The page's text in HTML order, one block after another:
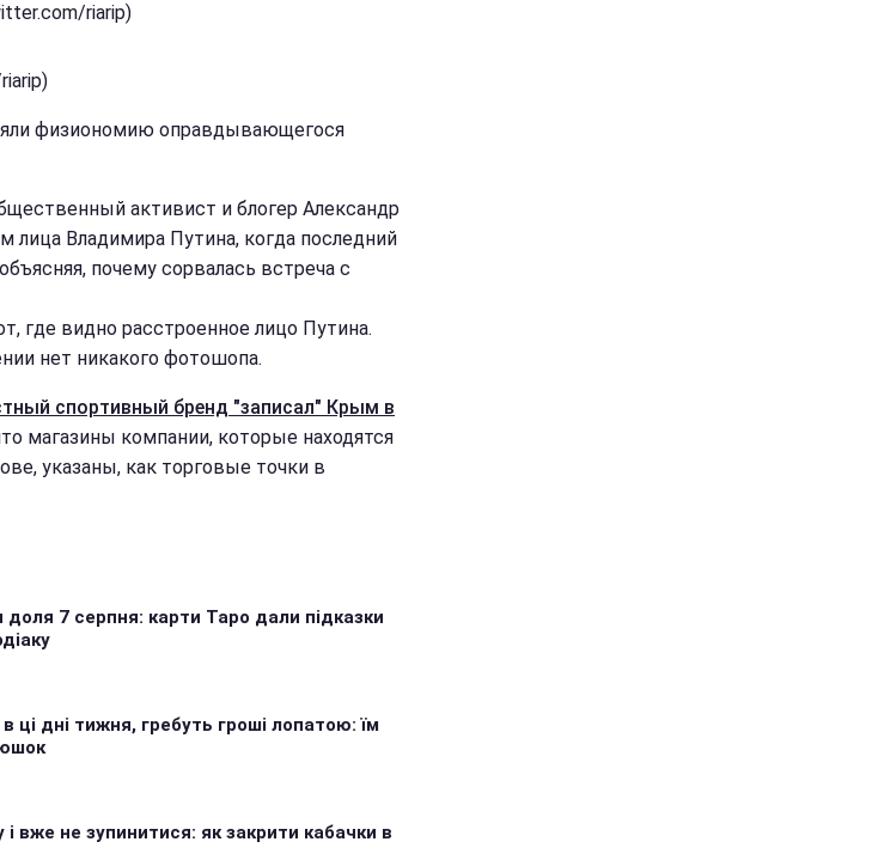
riarip)
физиономию оправдывающегося
активист и блогер Александр
Владимира Путина, когда последний
почему сорвалась встреча с
где видно расстроенное лицо Путина.
нет никакого фотошопа.
спортивный бренд "записал" Крым в
магазины компании, которые находятся
указаны, как торговые точки в
доля 7 серпня: карти Таро дали підказки
ці дні тижня, гребуть гроші лопатою: їм
і вже не зупинитися: як закрити кабачки в